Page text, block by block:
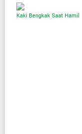
Kaki Bengkak Saat Hamil